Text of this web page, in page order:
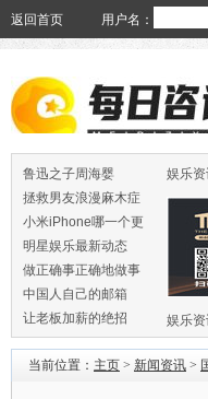
返回首页 用户名：
鲁迅之子周海婴
拯救男友浪漫麻木症
小米iPhone哪一个更
火
明星娱乐最新动态
做正确事正确地做事
中国人自己的邮箱
让老板加薪的绝招
娱乐
娱乐
当前位置： 主页 > 新闻资讯 >